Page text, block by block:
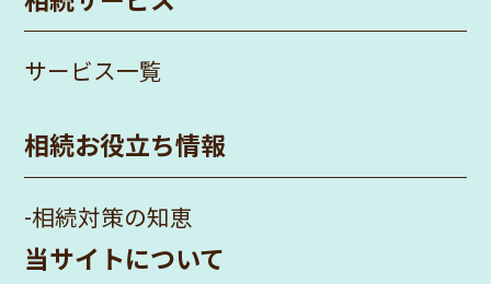
サービス一覧
相続お役立ち情報
-相続対策の知恵
当サイトについて